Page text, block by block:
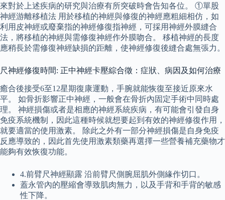
來對於上述疾病的研究與治療有所突破時會告知各位。 ①單股
神經游離移植法 用於移植的神經與修復的神經應粗細相仿，如
利用皮神經或廢棄指的神經修復指神經，可採用神經外膜縫合
法，將移植的神經與需修復神經作外膜吻合。 移植神經的長度
應稍長於需修復神經缺損的距離，使神經修復後縫合處無張力。
尺神經修復時間: 正中神經卡壓綜合徵：症狀、病因及如何治療
癒合後接受6至12星期復康運動，手腕就能恢復至接近原來水
平。 如骨折影響正中神經，一般會在骨折內固定手術中同時處
理。 神經損傷或者是相應的神經系統疾病，有可能會引發自身
免疫系統機制，因此這種時候就想要起到有效的神經修復作用，
就要適當的使用激素。 除此之外有一部分神經損傷是自身免疫
反應導致的，因此首先使用激素類藥再選擇一些營養補充藥物才
能夠有效恢復功能。
4.前臂尺神經顯露 沿前臂尺側腕屈肌外側緣作切口。
蓋永管內的壓縮會導致肌肉無力，以及手背和手背的敏感
性下降。